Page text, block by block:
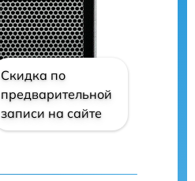
Скидка по
предварительной
записи на сайте